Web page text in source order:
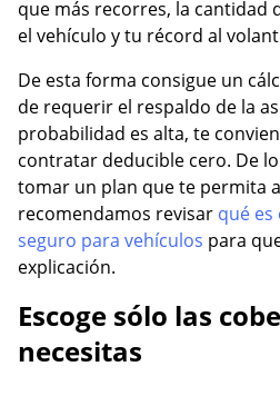
que más recorres, la cantidad
el vehículo y tu récord al
De esta forma consigue un
de requerir el respaldo de la
probabilidad es alta, te
contratar deducible cero. De
tomar un plan que te permita
recomendamos revisar qué es
seguro para vehículos para
explicación.
Escoge sólo las
necesitas